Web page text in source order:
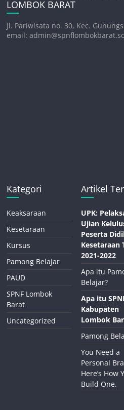
LOMBOK BARAT
Jl. Pariwisata no. 30, Kec.
email:
Kategori
Keaksaraan
Kesetaraan
Kursus
Pamong Belajar
PAUD
SPNF Lombok
Barat
Uncategorized
Artikel
UPK:
Ujian
Peserta
Kesetaraan
2021-2022
Apa itu
Belajar?
Apa itu
Kabupaten
Lombok
Pamong
You Need a
Personal
Here’s How
Build One.